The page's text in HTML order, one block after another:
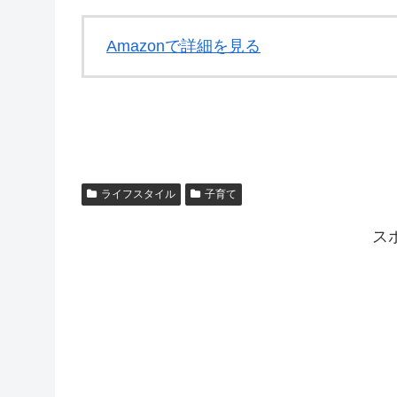
Amazonで詳細を見る
ライフスタイル 子育て
ス